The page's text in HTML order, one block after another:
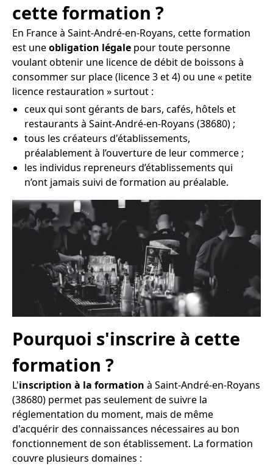
cette formation ?
En France à Saint-André-en-Royans, cette formation
est uneobligation légale pour toute personne
voulant obtenir une licence de débit de boissons à
consommer sur place (licence 3 et 4) ou une « petite
licence restauration » surtout :
ceux qui sont gérants de bars, cafés, hôtels et
restaurants à Saint-André-en-Royans (38680) ;
tous les créateurs d'établissements,
préalablement à l’ouverture de leur commerce ;
les individus repreneurs d’établissements qui
n’ont jamais suivi de formation au préalable.
Pourquoi s'inscrire à cette
formation ?
L'inscription à la formation à Saint-André-en-Royans
(38680) permet pas seulement de suivre la
réglementation du moment, mais de même
d'acquérir des connaissances nécessaires au bon
fonctionnement de son établissement. La formation
couvre plusieurs domaines :